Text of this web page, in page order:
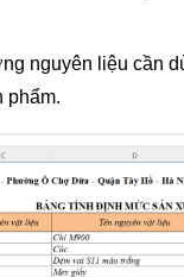
nguyên liệu cần
phẩm.